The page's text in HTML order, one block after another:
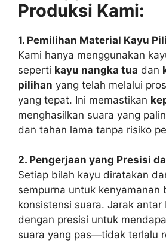
Produksi Kami:
1. Pemilihan Material Kayu
Kami hanya menggunakan
seperti kayu nangka tua dan
pilihan yang telah melalui
yang tepat. Ini memastikan
menghasilkan suara yang
dan tahan lama tanpa risiko
2. Pengerjaan yang Presisi
Setiap bilah kayu diratakan
sempurna untuk kenyamanan
konsistensi suara. Jarak
dengan presisi untuk
suara yang pas—tidak terlalu